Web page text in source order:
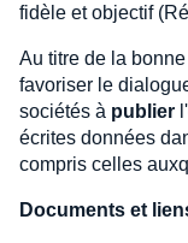
fidèle et objectif
Au titre de la
favoriser le
sociétés à publier
écrites données
compris celles
Documents et